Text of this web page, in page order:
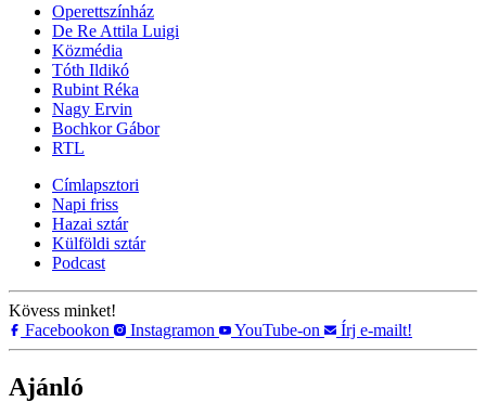
Operettszínház
De Re Attila Luigi
Közmédia
Tóth Ildikó
Rubint Réka
Nagy Ervin
Bochkor Gábor
RTL
Címlapsztori
Napi friss
Hazai sztár
Külföldi sztár
Podcast
Kövess minket!
Facebookon
Instagramon YouTube-on Írj e-mailt!
Ajánló